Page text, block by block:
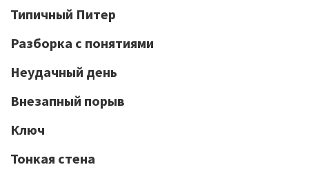
Типичный Питер
Разборка с понятиями
Неудачный день
Внезапный порыв
Ключ
Тонкая стена